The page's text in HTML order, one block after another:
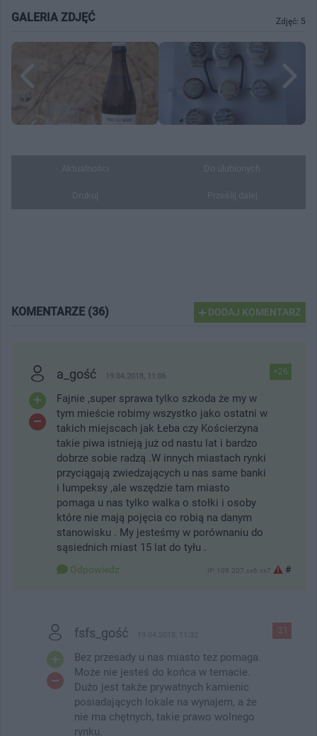
Zdjęć: 5
GALERIA ZDJĘĆ
KOMENTARZE (36) DODAJ KOMENTARZ
+26
a_gość 19.04.2018, 11:06
Fajnie ,super sprawa tylko szkoda że my w
tym mieście robimy wszystko jako ostatni w
takich miejscach jak Łeba czy Kościerzyna
takie piwa istnieją już od nastu lat i bardzo
dobrze sobie radzą .W innych miastach rynki
przyciągają zwiedzających u nas same banki
i lumpeksy ,ale wszędzie tam miasto
pomaga u nas tylko walka o stołki i osoby
które nie mają pojęcia co robią na danym
stanowisku . My jesteśmy w porównaniu do
sąsiednich miast 15 lat do tyłu .
Odpowiedz IP: 109.207.xx6.xx7 #
-21
fsfs_gość
Bez przesady u nas miasto tez pomaga.
Może nie jesteś do końca w temacie.
Dużo jest także prywatnych kamienic
posiadających lokale na wynajem, a że
nie ma chętnych, takie prawo wolnego
rynku.